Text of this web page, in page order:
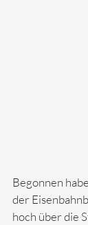
Begonnen
der
hoch über die